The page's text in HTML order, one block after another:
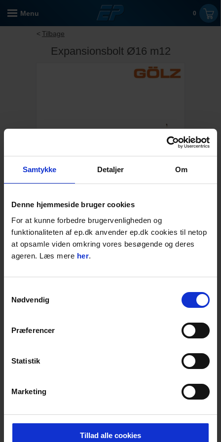
Samtykke Detaljer Om
Denne hjemmeside bruger cookies
For at kunne forbedre brugervenligheden og
funktionaliteten af ep.dk anvender ep.dk cookies til netop
at opsamle viden omkring vores besøgende og deres
ageren. Læs mere her.
Nødvendig
Præferencer
Statistik
Marketing
Tillad alle cookies
Menu 0
Tilbage
Expansionsbolt Ø16 m12
8,00DKK
10,00DKK inkl. moms
Varenr. 02633400014